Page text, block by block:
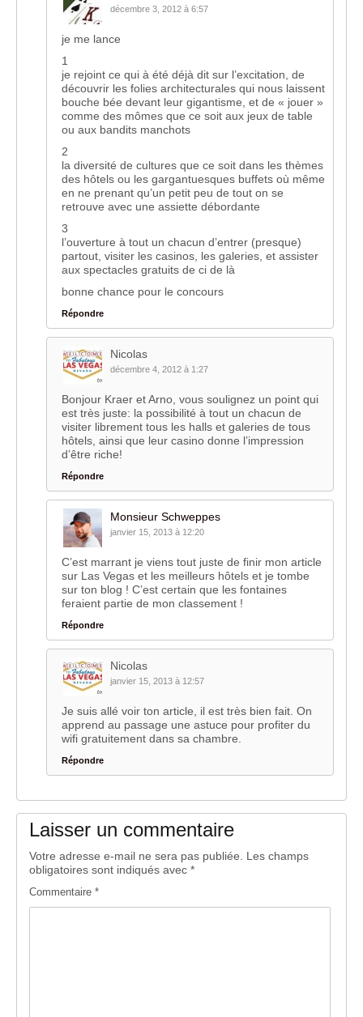
décembre 3, 2012 à 6:57
je me lance
1
je rejoint ce qui à été déjà dit sur l’excitation, de
découvrir les folies architecturales qui nous laissent
bouche bée devant leur gigantisme, et de « jouer »
comme des mômes que ce soit aux jeux de table
ou aux bandits manchots
2
la diversité de cultures que ce soit dans les thèmes
des hôtels ou les gargantuesques buffets où même
en ne prenant qu’un petit peu de tout on se
retrouve avec une assiette débordante
3
l’ouverture à tout un chacun d’entrer (presque)
partout, visiter les casinos, les galeries, et assister
aux spectacles gratuits de ci de là
bonne chance pour le concours
Répondre
Nicolas
décembre 4, 2012 à 1:27
Bonjour Kraer et Arno, vous soulignez un point qui
est très juste: la possibilité à tout un chacun de
visiter librement tous les halls et galeries de tous
hôtels, ainsi que leur casino donne l’impression
d’être riche!
Répondre
Monsieur Schweppes
janvier 15, 2013 à 12:20
C’est marrant je viens tout juste de finir mon article
sur Las Vegas et les meilleurs hôtels et je tombe
sur ton blog ! C’est certain que les fontaines
feraient partie de mon classement !
Répondre
Nicolas
janvier 15, 2013 à 12:57
Je suis allé voir ton article, il est très bien fait. On
apprend au passage une astuce pour profiter du
wifi gratuitement dans sa chambre.
Répondre
Laisser un commentaire
Votre adresse e-mail ne sera pas publiée.
Les champs
obligatoires sont indiqués avec *
Commentaire *